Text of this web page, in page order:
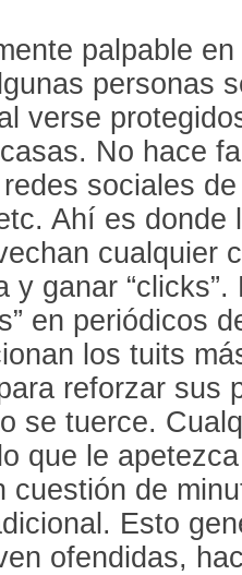
palpable
personas
verse
No hace
sociales
Ahí es donde
cualquier
y ganar
en periódicos
los tuits
reforzar sus
se tuerce.
que le
cuestión de
Esto
ofendidas,